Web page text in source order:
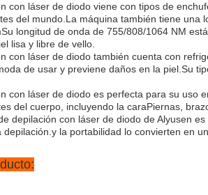
con láser de diodo viene con tipos de
del mundo.La máquina también tiene una
longitud de onda de 755/808/1064 NM
lisa y libre de vello.
con láser de diodo también cuenta con
de usar y previene daños en la piel.Su
con láser de diodo es perfecta para su uso
del cuerpo, incluyendo la caraPiernas,
depilación con láser de diodo de Alyusen
la portabilidad lo convierten en